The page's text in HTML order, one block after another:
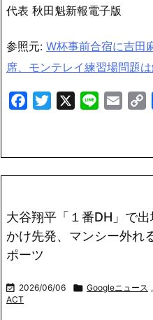
代表 秋田魁新報電子版
参照元: W杯事前合宿に吉田
席、モンテレイ練習場問題
FacebookTwitter Line Email
大谷翔平「１番DH」で
かけ先発、マンシー外れ
ポーツ
 2026/06/06  Googleニュース ,
ACT